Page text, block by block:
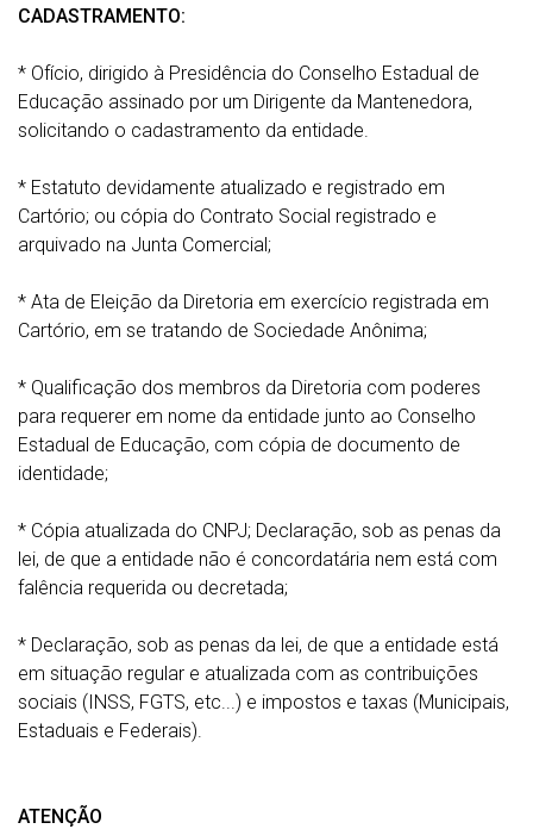
CADASTRAMENTO:
* Ofício, dirigido à Presidência do Conselho Estadual de
Educação assinado por um Dirigente da Mantenedora,
solicitando o cadastramento da entidade.
* Estatuto devidamente atualizado e registrado em
Cartório; ou cópia do Contrato Social registrado e
arquivado na Junta Comercial;
* Ata de Eleição da Diretoria em exercício registrada em
Cartório, em se tratando de Sociedade Anônima;
* Qualificação dos membros da Diretoria com poderes
para requerer em nome da entidade junto ao Conselho
Estadual de Educação, com cópia de documento de
identidade;
* Cópia atualizada do CNPJ; Declaração, sob as penas da
lei, de que a entidade não é concordatária nem está com
falência requerida ou decretada;
* Declaração, sob as penas da lei, de que a entidade está
em situação regular e atualizada com as contribuições
sociais (INSS, FGTS, etc...) e impostos e taxas (Municipais,
Estaduais e Federais).
ATENÇÃO